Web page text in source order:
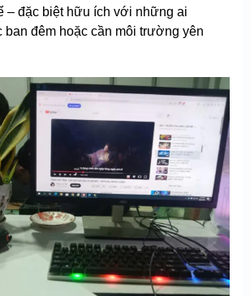
– đặc biệt hữu ích với những ai
đêm hoặc cần môi trường yên